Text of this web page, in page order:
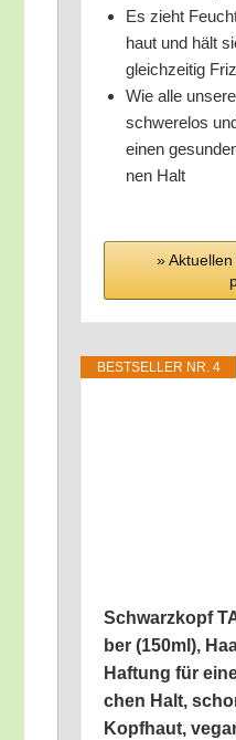
Es zieht
haut und hält
gleich­zei­tig
Wie alle
schwe­re­los
einen
nen Halt
»
BEST­SEL­LER NR. 4
Schwarz­kopf
ber (150ml),
Haf­tung für
chen Halt,
Kopf­haut,